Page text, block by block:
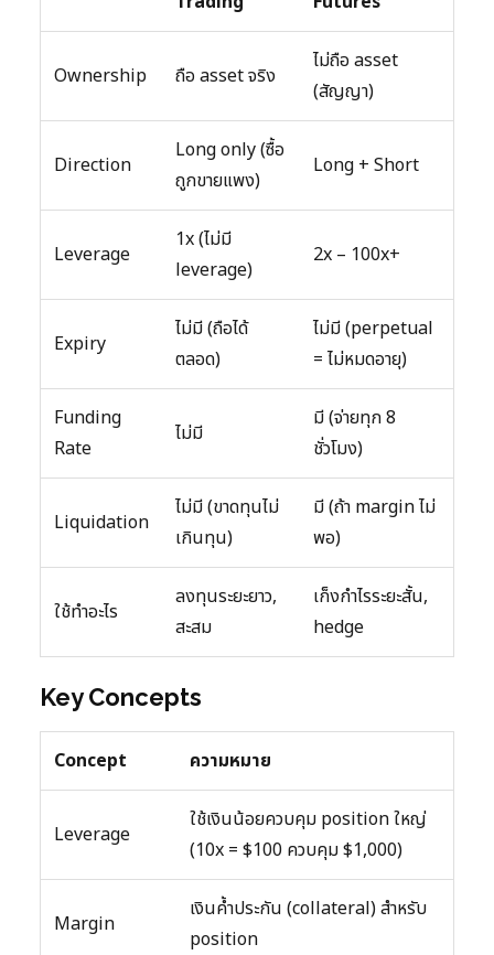
Ownership ถือ asset จริง
ไม่ถือ asset
(สัญญา)
Direction
Long only (ซื้อ
ถูกขายแพง)
Long + Short
Leverage
1x (ไม่มี
leverage)
2x – 100x+
Expiry
ไม่มี (ถือได้
ตลอด)
ไม่มี (perpetual
= ไม่หมดอายุ)
Funding
Rate
ไม่มี
มี (จ่ายทุก 8
ชั่วโมง)
Liquidation
ไม่มี (ขาดทุนไม่
เกินทุน)
มี (ถ้า margin ไม่
พอ)
ใช้ทำอะไร
ลงทุนระยะยาว,
สะสม
เก็งกำไรระยะสั้น,
hedge
Key Concepts
Concept ความหมาย
Leverage
ใช้เงินน้อยควบคุม position ใหญ่
(10x = $100 ควบคุม $1,000)
Margin
เงินค้ำประกัน (collateral) สำหรับ
position